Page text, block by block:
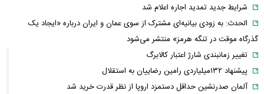
شرایط جدید تمدید اجاره اعلام شد
الحدث: به زودی بیانیه‌ای مشترک از سوی عمان و ایران درباره «ایجاد یک
گذرگاه موقت در تنگه هرمز» منتشر می‌شود
تغییر زمانبندی‌ شارژ اعتبار کالابرگ
پیشنهاد ۱۳۲میلیاردی رامین رضاییان به استقلال
آلمان صدرنشین حداقل دستمزد اروپا از نظر قدرت خرید شد